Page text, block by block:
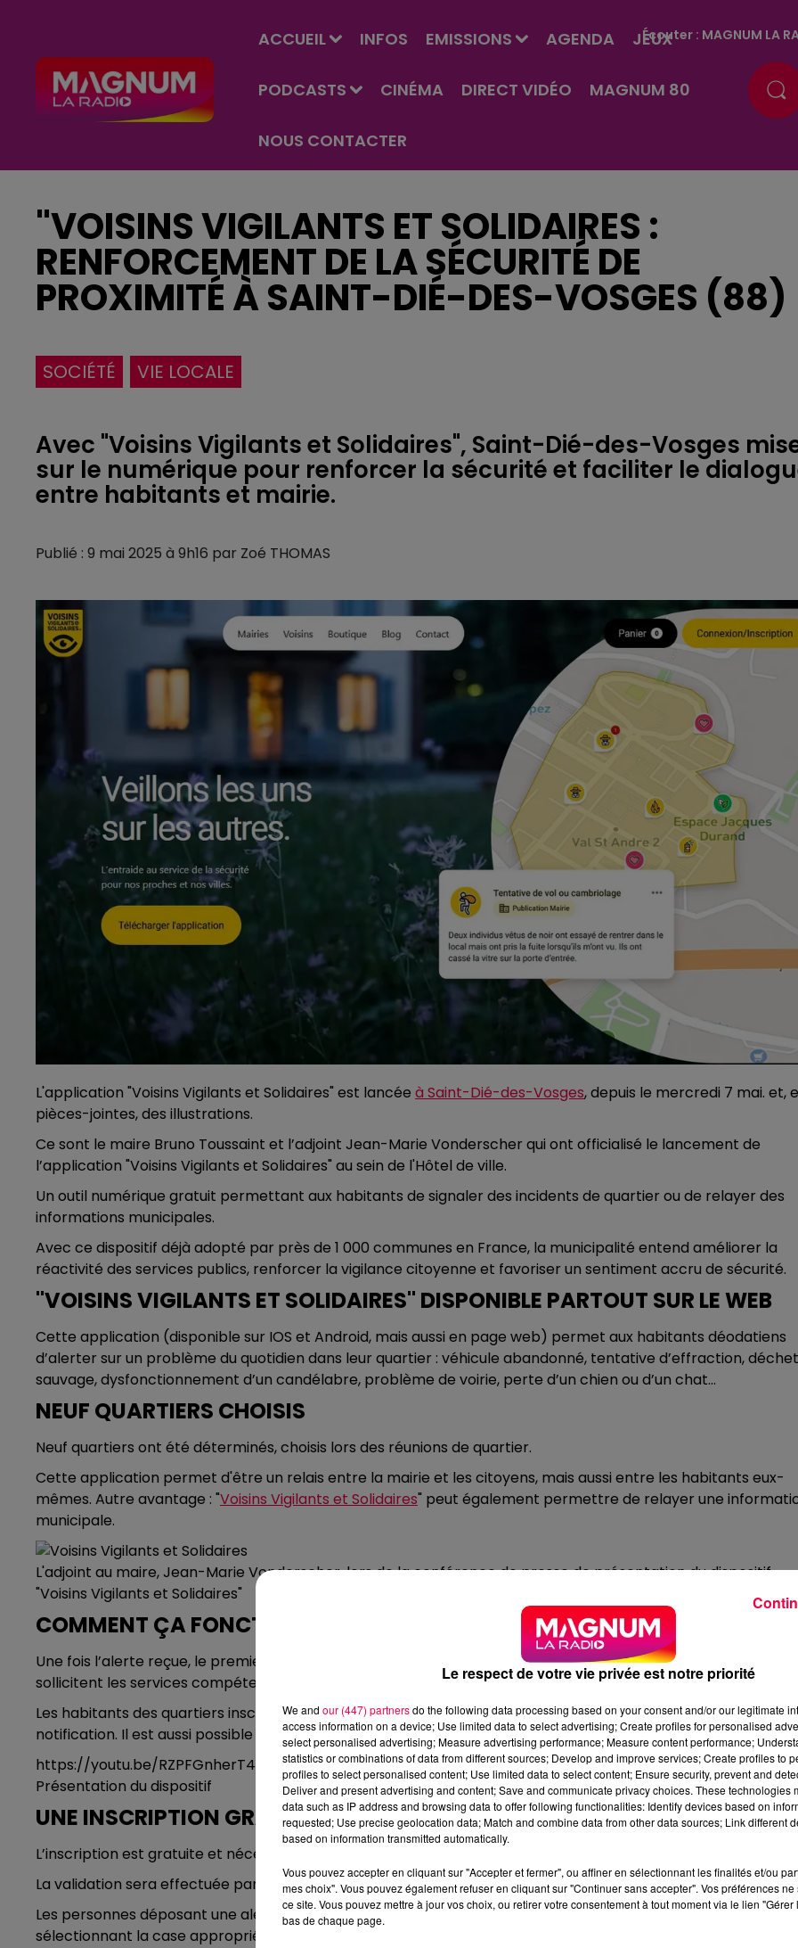
ACCUEIL INFOS EMISSIONS AGENDA JEUX
PODCASTS CINÉMA DIRECT VIDÉO MAGNUM 80
NOUS CONTACTER
Écouter : MAGNUM LA
"VOISINS VIGILANTS ET SOLIDAIRES :
RENFORCEMENT DE LA SÉCURITÉ DE
PROXIMITÉ À SAINT-DIÉ-DES-VOSGES (88)
SOCIÉTÉ VIE LOCALE
Avec "Voisins Vigilants et Solidaires", Saint-Dié-des-Vosges
sur le numérique pour renforcer la sécurité et faciliter le
entre habitants et mairie.
Publié : 9 mai 2025 à 9h16 par Zoé THOMAS
L'application "Voisins Vigilants et Solidaires" est lancée à Saint-Dié-des-Vosges, depuis le mercredi 7 mai. et,
pièces-jointes, des illustrations.
Ce sont le maire Bruno Toussaint et l’adjoint Jean-Marie Vonderscher qui ont officialisé le lancement de
l’application "Voisins Vigilants et Solidaires" au sein de l'Hôtel de ville.
Un outil numérique gratuit permettant aux habitants de signaler des incidents de quartier ou de relayer des
informations municipales.
Avec ce dispositif déjà adopté par près de 1 000 communes en France, la municipalité entend améliorer la
réactivité des services publics, renforcer la vigilance citoyenne et favoriser un sentiment accru de sécurité.
"VOISINS VIGILANTS ET SOLIDAIRES" DISPONIBLE PARTOUT SUR LE WEB
Cette application (disponible sur IOS et Android, mais aussi en page web) permet aux habitants déodatiens
d’alerter sur un problème du quotidien dans leur quartier : véhicule abandonné, tentative d’effraction, déchet
sauvage, dysfonctionnement d’un candélabre, problème de voirie, perte d’un chien ou d’un chat…
NEUF QUARTIERS CHOISIS
Neuf quartiers ont été déterminés, choisis lors des réunions de quartier.
Cette application permet d'être un relais entre la mairie et les citoyens, mais aussi entre les habitants eux-
mêmes. Autre avantage : "Voisins Vigilants et Solidaires" peut également permettre de relayer une
municipale.
L'adjoint au maire, Jean-Marie Vonderscher, lors de la conférence de presse de présentation du dispositif
"Voisins Vigilants et Solidaires"
COMMENT ÇA FONCTIONNE ?
Une fois l’alerte reçue, le premier édile, le premier adjoint et la police municipale sont directement informés et
sollicitent les services compétents.
Les habitants des quartiers inscrits peuvent également recevoir une alerte par SMS ou par le biais d’une
notification. Il est aussi possible de visionner les autres alertes sur la commune à travers une carte.
https://youtu.be/RZPFGnherT4
Présentation du dispositif
UNE INSCRIPTION GRATUITE
L’inscription est gratuite et nécessite le nom, le prénom et un justificatif de domicile.
La validation sera effectuée par le prestataire.
Les personnes déposant une alerte ont la possibilité d’être anonyme aux yeux du grand public, en
sélectionnant la case appropriée dans le formulaire.
Le respect de votre vie privée est notre priorité
We and our (447) partnersdo the following data processing based on your consent and/or our legitimate
access information on a device; Use limited data to select advertising; Create profiles for personalised
select personalised advertising; Measure advertising performance; Measure content performance;
statistics or combinations of data from different sources; Develop and improve services; Create profiles to
profiles to select personalised content; Use limited data to select content; Ensure security, prevent and
Deliver and present advertising and content; Save and communicate privacy choices. These technologies
data such as IP address and browsing data to offer following functionalities: Identify devices based on
requested; Use precise geolocation data; Match and combine data from other data sources; Link different
based on information transmitted automatically.
Vous pouvez accepter en cliquant sur "Accepter et fermer", ou affiner en sélectionnant les finalités et/ou
mes choix". Vous pouvez également refuser en cliquant sur "Continuer sans accepter". Vos préférences
ce site. Vous pouvez mettre à jour vos choix, ou retirer votre consentement à tout moment via le lien
bas de chaque page.